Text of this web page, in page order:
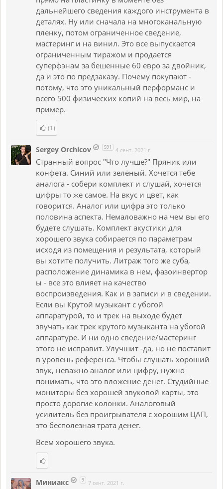
дальнейшего сведения каждого инструмента в
деталях. Ну или сначала на многоканальную
пленку, потом ограниченное сведение,
мастеринг и на винил. Это все выпускается
ограниченным тиражом и продается
суперфэнам за бешенные 60 евро за двойник,
да и это по предзаказу. Почему покупают -
потому, что это уникальный перформанс и
всего 500 физических копий на весь мир, на
пример.
(1)
Sergey Orchicov 591 4 сент. 2021 г.
Странный вопрос "Что лучше?" Пряник или
конфета. Синий или зелёный. Хочется тебе
аналога - собери комплект и слушай, хочется
цифры то же самое. На вкус и цвет, как
говорится. Аналог или цифра это только
половина аспекта. Немаловажно на чем вы его
будете слушать. Комплект акустики для
хорошего звука собирается по параметрам
исходя из помещения и результата, который
вы хотите получить. Литраж того же суба,
расположение динамика в нем, фазоинвертор
ы - все это влияет на качество
воспроизведения. Как и в записи и в сведении.
Если вы Крутой музыкант с убогой
аппаратурой, то и трек на выходе будет
звучать как трек крутого музыканта на убогой
аппаратуре. И ни одно сведение/мастеринг
этого не исправит. Улучшит -да, но не поставит
в уровень референса. Чтобы слушать хороший
звук, неважно аналог или цифру, нужно
понимать, что это вложение денег. Студийные
мониторы без хорошей звуковой карты, это
просто дорогие колонки. Аналоговый
усилитель без проигрывателя с хорошим ЦАП,
это бесполезная трата денег.
Всем хорошего звука.
Миниакс 9 7 сент. 2021 г.